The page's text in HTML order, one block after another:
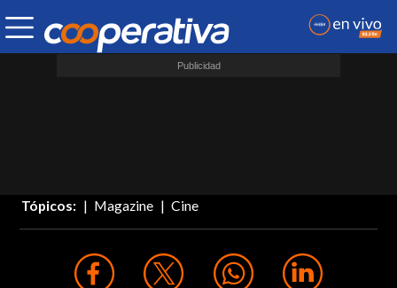
Tópicos: Magazine Cine